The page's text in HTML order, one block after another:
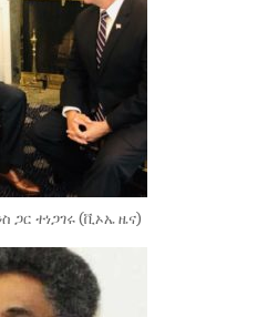
ጋር ተነጋገሩ (ቪኦኤ ዜና)